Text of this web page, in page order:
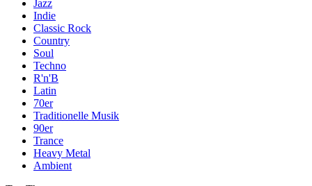
Jazz
Indie
Classic Rock
Country
Soul
Techno
R'n'B
Latin
70er
Traditionelle Musik
90er
Trance
Heavy Metal
Ambient